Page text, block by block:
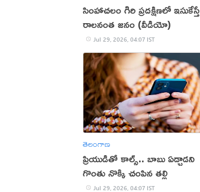
సింహాచలం గిరి ప్రదక్షిణలో ఇసుకేస్తే
రాలనంత జనం (వీడియో)
Jul 29, 2026, 04:07 IST
తెలంగాణ
ప్రియుడితో కాల్స్.. బాబు ఏడ్చాడని
గొంతు నొక్కి చంపిన తల్లి
Jul 29, 2026, 04:07 IST